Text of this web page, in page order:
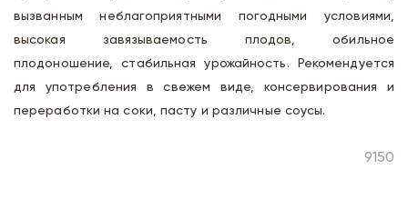
вызванным неблагоприятными погодными условиями,
высокая завязываемость плодов, обильное
плодоношение, стабильная урожайность. Рекомендуется
для употребления в свежем виде, консервирования и
переработки на соки, пасту и различные соусы.
9150